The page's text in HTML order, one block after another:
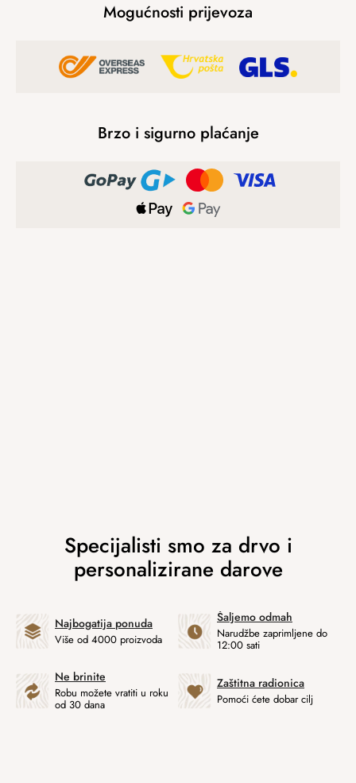
Mogućnosti prijevoza
Brzo i sigurno plaćanje
Najbogatija ponuda
Više od 4000 proizvoda
Šaljemo odmah
Narudžbe zaprimljene do
12:00 sati
Ne brinite
Robu možete vratiti u roku
od 30 dana
Zaštitna radionica
Pomoći ćete dobar cilj